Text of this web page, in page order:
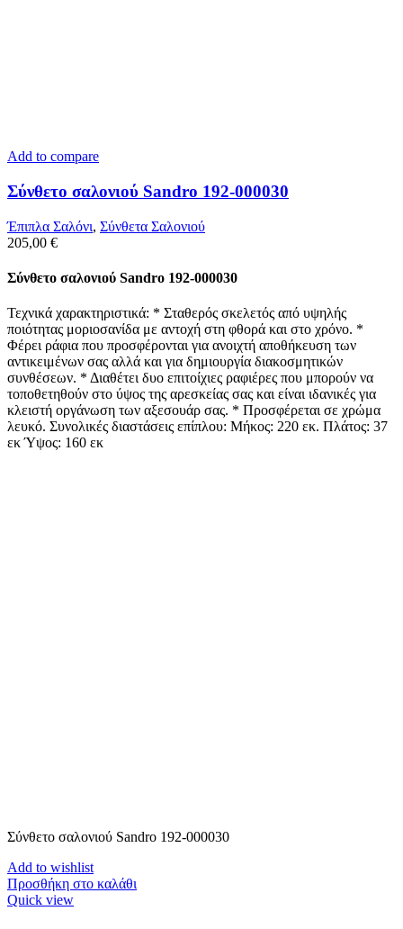
Add to compare
Σύνθετο σαλονιού Sandro 192-000030
Έπιπλα Σαλόνι, Σύνθετα Σαλονιού
205,00 €
Σύνθετο σαλονιού Sandro 192-000030
Τεχνικά χαρακτηριστικά: * Σταθερός σκελετός από υψηλής
ποιότητας μοριοσανίδα με αντοχή στη φθορά και στο χρόνο. *
Φέρει ράφια που προσφέρονται για ανοιχτή αποθήκευση των
αντικειμένων σας αλλά και για δημιουργία διακοσμητικών
συνθέσεων. * Διαθέτει δυο επιτοίχιες ραφιέρες που μπορούν να
τοποθετηθούν στο ύψος της αρεσκείας σας και είναι ιδανικές για
κλειστή οργάνωση των αξεσουάρ σας. * Προσφέρεται σε χρώμα
λευκό. Συνολικές διαστάσεις επίπλου: Μήκος: 220 εκ. Πλάτος: 37
εκ Ύψος: 160 εκ
Σύνθετο σαλονιού Sandro 192-000030
Add to wishlist
Προσθήκη στο καλάθι
Quick view